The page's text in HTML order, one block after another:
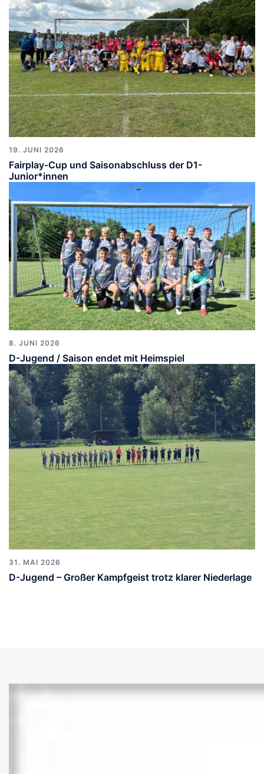
19. JUNI 2026
Fairplay-Cup und Saisonabschluss der D1-
Junior*innen
8. JUNI 2026
D-Jugend / Saison endet mit Heimspiel
31. MAI 2026
D-Jugend – Großer Kampfgeist trotz klarer Niederlage